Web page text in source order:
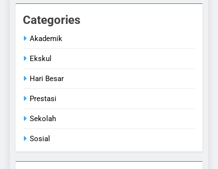
Categories
Akademik
Ekskul
Hari Besar
Prestasi
Sekolah
Sosial